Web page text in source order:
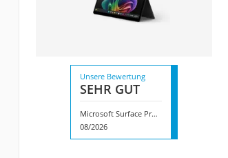
Unsere Bewertung
SEHR GUT
Microsoft Surface Pro Copilot+ PC
08/2026